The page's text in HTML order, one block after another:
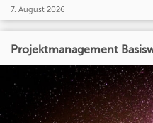
7. August 2026
Projektmanagement